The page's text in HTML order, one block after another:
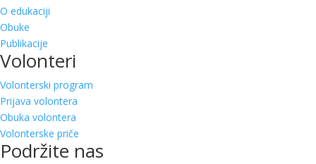
O edukaciji
Obuke
Publikacije
Volonteri
Volonterski program
Prijava volontera
Obuka volontera
Volonterske priče
Podržite nas